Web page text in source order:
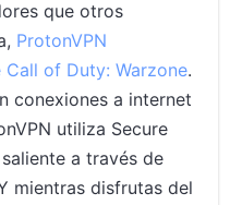
que otros
ProtonVPN
of Duty: Warzone.
conexiones a internet
utiliza Secure
a través de
mientras disfrutas del